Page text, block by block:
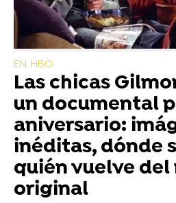
EN HBO
Las chicas
un documental
aniversario:
inéditas, dónde
quién vuelve
original